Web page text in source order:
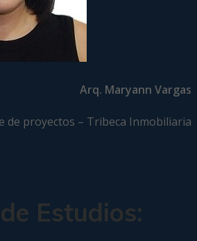
Arq. Maryann Vargas
de proyectos – Tribeca Inmobiliaria
Estudios: